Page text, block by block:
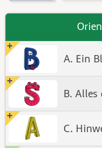
A. Ein
B. Alles
C.